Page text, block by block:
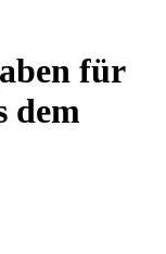
für
dem